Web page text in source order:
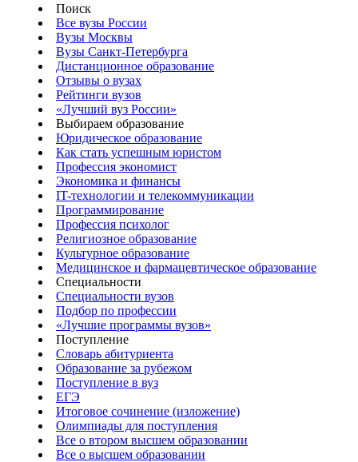
Поиск
Все вузы России
Вузы Москвы
Вузы Санкт-Петербурга
Дистанционное образование
Отзывы о вузах
Рейтинги вузов
«Лучший вуз России»
Выбираем образование
Юридическое образование
Как стать успешным юристом
Профессия экономист
Экономика и финансы
IT-технологии и телекоммуникации
Программирование
Профессия психолог
Религиозное образование
Культурное образование
Медицинское и фармацевтическое образование
Специальности
Специальности вузов
Подбор по профессии
«Лучшие программы вузов»
Поступление
Словарь абитуриента
Образование за рубежом
Поступление в вуз
ЕГЭ
Итоговое сочинение (изложение)
Олимпиады для поступления
Все о втором высшем образовании
Все о высшем образовании